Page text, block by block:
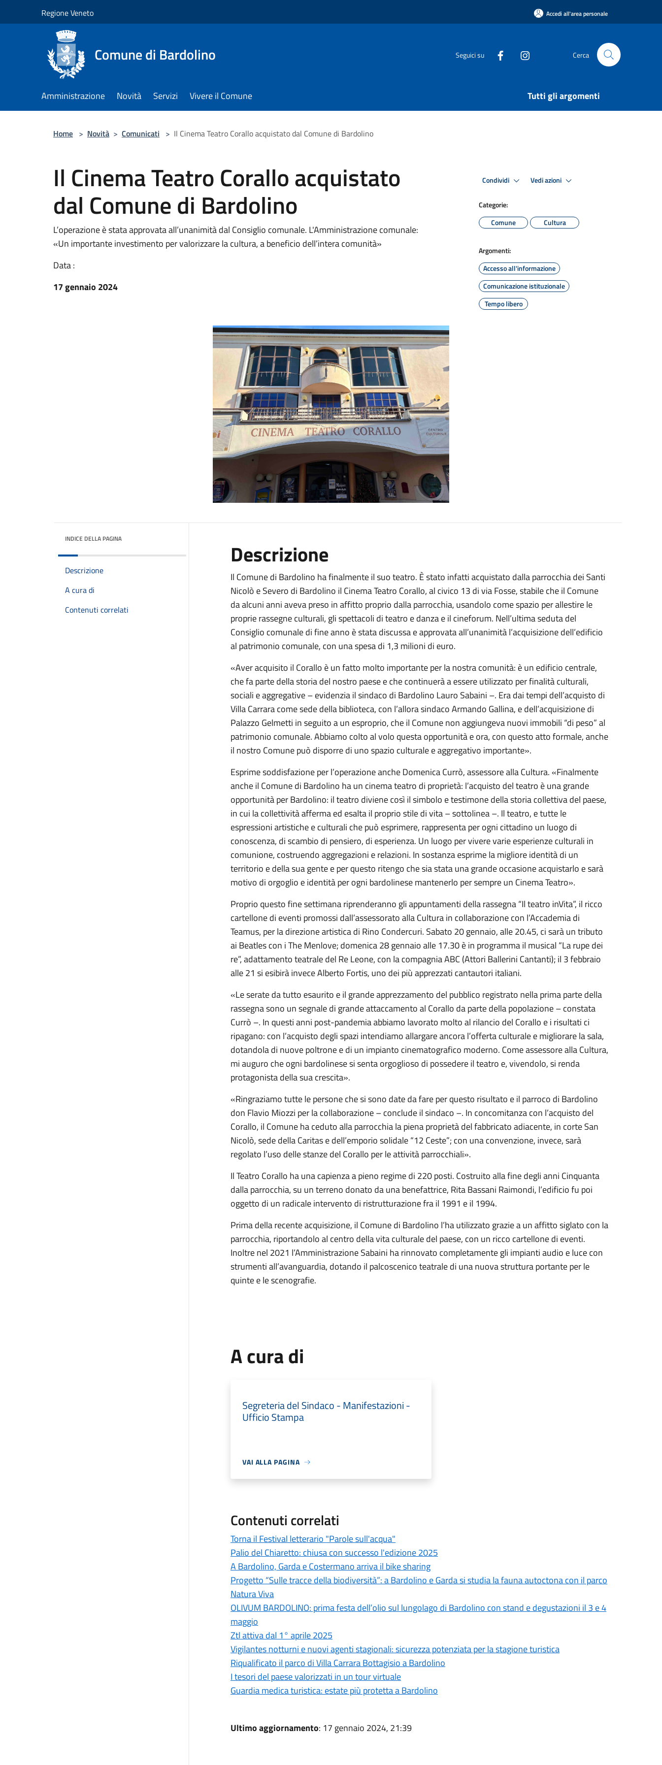
Regione Veneto Accedi all'area personale
Comune di Bardolino Seguici su Cerca
Amministrazione Novità Servizi Vivere il Comune Tutti gli argomenti
Home > Novità > Comunicati > Il Cinema Teatro Corallo acquistato dal Comune di Bardolino
Il Cinema Teatro Corallo acquistato
dal Comune di Bardolino
L’operazione è stata approvata all’unanimità dal Consiglio comunale. L'Amministrazione comunale:
«Un importante investimento per valorizzare la cultura, a beneficio dell’intera comunità»
Data :
17 gennaio 2024
Condividi Vedi azioni
Categorie:
Comune
Cultura
Argomenti:
Accesso all'informazione
Comunicazione istituzionale
Tempo libero
INDICE DELLA PAGINA
Descrizione
A cura di
Contenuti correlati
Descrizione
Il Comune di Bardolino ha finalmente il suo teatro. È stato infatti acquistato dalla parrocchia dei Santi
Nicolò e Severo di Bardolino il Cinema Teatro Corallo, al civico 13 di via Fosse, stabile che il Comune
da alcuni anni aveva preso in affitto proprio dalla parrocchia, usandolo come spazio per allestire le
proprie rassegne culturali, gli spettacoli di teatro e danza e il cineforum. Nell’ultima seduta del
Consiglio comunale di fine anno è stata discussa e approvata all’unanimità l’acquisizione dell’edificio
al patrimonio comunale, con una spesa di 1,3 milioni di euro.
«Aver acquisito il Corallo è un fatto molto importante per la nostra comunità: è un edificio centrale,
che fa parte della storia del nostro paese e che continuerà a essere utilizzato per finalità culturali,
sociali e aggregative – evidenzia il sindaco di Bardolino Lauro Sabaini –. Era dai tempi dell’acquisto di
Villa Carrara come sede della biblioteca, con l’allora sindaco Armando Gallina, e dell’acquisizione di
Palazzo Gelmetti in seguito a un esproprio, che il Comune non aggiungeva nuovi immobili “di peso” al
patrimonio comunale. Abbiamo colto al volo questa opportunità e ora, con questo atto formale, anche
il nostro Comune può disporre di uno spazio culturale e aggregativo importante».
Esprime soddisfazione per l’operazione anche Domenica Currò, assessore alla Cultura. «Finalmente
anche il Comune di Bardolino ha un cinema teatro di proprietà: l’acquisto del teatro è una grande
opportunità per Bardolino: il teatro diviene così il simbolo e testimone della storia collettiva del paese,
in cui la collettività afferma ed esalta il proprio stile di vita – sottolinea –. Il teatro, e tutte le
espressioni artistiche e culturali che può esprimere, rappresenta per ogni cittadino un luogo di
conoscenza, di scambio di pensiero, di esperienza. Un luogo per vivere varie esperienze culturali in
comunione, costruendo aggregazioni e relazioni. In sostanza esprime la migliore identità di un
territorio e della sua gente e per questo ritengo che sia stata una grande occasione acquistarlo e sarà
motivo di orgoglio e identità per ogni bardolinese mantenerlo per sempre un Cinema Teatro».
Proprio questo fine settimana riprenderanno gli appuntamenti della rassegna “Il teatro inVita”, il ricco
cartellone di eventi promossi dall’assessorato alla Cultura in collaborazione con l’Accademia di
Teamus, per la direzione artistica di Rino Condercuri. Sabato 20 gennaio, alle 20.45, ci sarà un tributo
ai Beatles con i The Menlove; domenica 28 gennaio alle 17.30 è in programma il musical “La rupe dei
re”, adattamento teatrale del Re Leone, con la compagnia ABC (Attori Ballerini Cantanti); il 3 febbraio
alle 21 si esibirà invece Alberto Fortis, uno dei più apprezzati cantautori italiani.
«Le serate da tutto esaurito e il grande apprezzamento del pubblico registrato nella prima parte della
rassegna sono un segnale di grande attaccamento al Corallo da parte della popolazione – constata
Currò –. In questi anni post-pandemia abbiamo lavorato molto al rilancio del Corallo e i risultati ci
ripagano: con l’acquisto degli spazi intendiamo allargare ancora l’offerta culturale e migliorare la sala,
dotandola di nuove poltrone e di un impianto cinematografico moderno. Come assessore alla Cultura,
mi auguro che ogni bardolinese si senta orgoglioso di possedere il teatro e, vivendolo, si renda
protagonista della sua crescita».
«Ringraziamo tutte le persone che si sono date da fare per questo risultato e il parroco di Bardolino
don Flavio Miozzi per la collaborazione – conclude il sindaco –. In concomitanza con l’acquisto del
Corallo, il Comune ha ceduto alla parrocchia la piena proprietà del fabbricato adiacente, in corte San
Nicolò, sede della Caritas e dell’emporio solidale “12 Ceste”; con una convenzione, invece, sarà
regolato l’uso delle stanze del Corallo per le attività parrocchiali».
Il Teatro Corallo ha una capienza a pieno regime di 220 posti. Costruito alla fine degli anni Cinquanta
dalla parrocchia, su un terreno donato da una benefattrice, Rita Bassani Raimondi, l’edificio fu poi
oggetto di un radicale intervento di ristrutturazione fra il 1991 e il 1994.
Prima della recente acquisizione, il Comune di Bardolino l’ha utilizzato grazie a un affitto siglato con la
parrocchia, riportandolo al centro della vita culturale del paese, con un ricco cartellone di eventi.
Inoltre nel 2021 l’Amministrazione Sabaini ha rinnovato completamente gli impianti audio e luce con
strumenti all’avanguardia, dotando il palcoscenico teatrale di una nuova struttura portante per le
quinte e le scenografie.
A cura di
Segreteria del Sindaco - Manifestazioni -
Ufficio Stampa
VAI ALLA PAGINA
Contenuti correlati
Torna il Festival letterario "Parole sull'acqua"
Palio del Chiaretto: chiusa con successo l'edizione 2025
A Bardolino, Garda e Costermano arriva il bike sharing
Progetto “Sulle tracce della biodiversità”: a Bardolino e Garda si studia la fauna autoctona con il parco
Natura Viva
OLIVUM BARDOLINO: prima festa dell’olio sul lungolago di Bardolino con stand e degustazioni il 3 e 4
maggio
Ztl attiva dal 1° aprile 2025
Vigilantes notturni e nuovi agenti stagionali: sicurezza potenziata per la stagione turistica
Riqualificato il parco di Villa Carrara Bottagisio a Bardolino
I tesori del paese valorizzati in un tour virtuale
Guardia medica turistica: estate più protetta a Bardolino
Ultimo aggiornamento: 17 gennaio 2024, 21:39